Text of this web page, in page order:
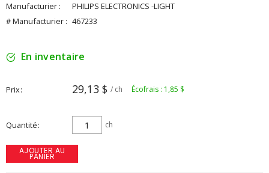
Manufacturier :
PHILIPS ELECTRONICS -LIGHT
# Manufacturier : 467233
En inventaire
Prix 29,13 $ / ch Écofrais : 1,85 $
Quantité ch
AJOUTER AU
PANIER